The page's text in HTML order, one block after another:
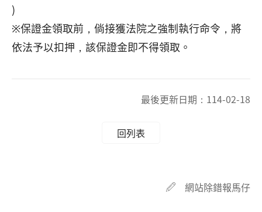
)
※保證金領取前，倘接獲法院之強制執行命令，將
依法予以扣押，該保證金即不得領取。
最後更新日期： 114-02-18
回列表
網站除錯報馬仔